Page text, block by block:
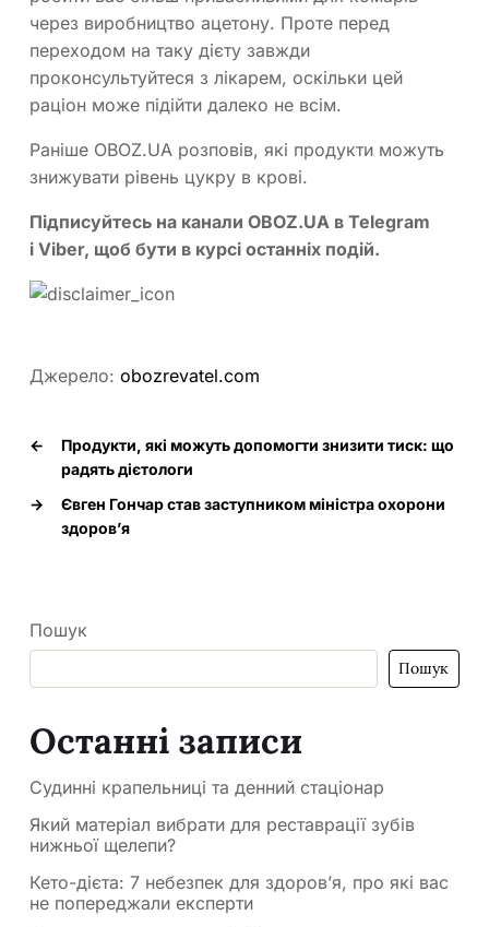
через виробництво ацетону. Проте перед
переходом на таку дієту завжди
проконсультуйтеся з лікарем, оскільки цей
раціон може підійти далеко не всім.
Раніше OBOZ.UA розповів, які продукти можуть
знижувати рівень цукру в крові.
Підписуйтесь на канали OBOZ.UA в Telegram
і Viber, щоб бути в курсі останніх подій.
Джерело: obozrevatel.com
←
Продукти, які можуть допомогти знизити тиск: що
радять дієтологи
→
Євген Гончар став заступником міністра охорони
здоров’я
Пошук
Пошук
Останні записи
Судинні крапельниці та денний стаціонар
Який матеріал вибрати для реставрації зубів
нижньої щелепи?
Кето-дієта: 7 небезпек для здоров’я, про які вас
не попереджали експерти